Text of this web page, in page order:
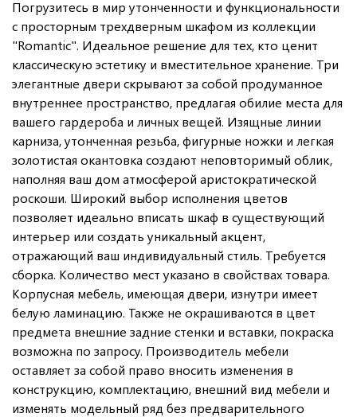
Погрузитесь в мир утонченности и функциональности
с просторным трехдверным шкафом из коллекции
"Romantic". Идеальное решение для тех, кто ценит
классическую эстетику и вместительное хранение. Три
элегантные двери скрывают за собой продуманное
внутреннее пространство, предлагая обилие места для
вашего гардероба и личных вещей. Изящные линии
карниза, утонченная резьба, фигурные ножки и легкая
золотистая окантовка создают неповторимый облик,
наполняя ваш дом атмосферой аристократической
роскоши. Широкий выбор исполнения цветов
позволяет идеально вписать шкаф в существующий
интерьер или создать уникальный акцент,
отражающий ваш индивидуальный стиль. Требуется
сборка. Количество мест указано в свойствах товара.
Корпусная мебель, имеющая двери, изнутри имеет
белую ламинацию. Также не окрашиваются в цвет
предмета внешние задние стенки и вставки, покраска
возможна по запросу. Производитель мебели
оставляет за собой право вносить изменения в
конструкцию, комплектацию, внешний вид мебели и
изменять модельный ряд без предварительного